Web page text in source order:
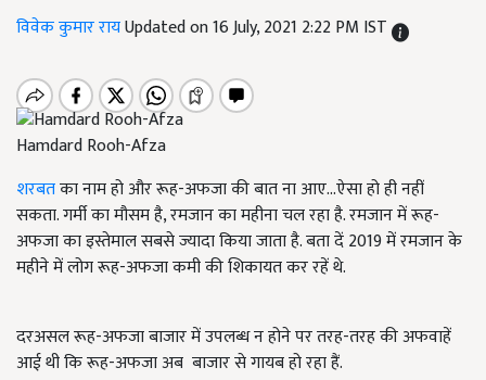
विवेक कुमार रायUpdated on 16 July, 2021 2:22 PM IST
Hamdard Rooh-Afza
शरबतका नाम हो और रूह-अफजा की बात ना आए…ऐसा हो ही नहीं
सकता. गर्मी का मौसम है, रमजान का महीना चल रहा है. रमजान में रूह-
अफजा का इस्तेमाल सबसे ज्यादा किया जाता है. बता दें 2019 में रमजान के
महीने में लोग रूह-अफजा कमी की शिकायत कर रहें थे.
दरअसल रूह-अफजा बाजार में उपलब्ध न होने पर तरह-तरह की अफवाहें
आई थी कि रूह-अफजा अब बाजार से गायब हो रहा हैं.